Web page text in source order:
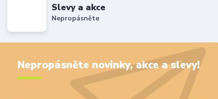
Slevy a akce
Nepropásněte
Nepropásněte novinky, akce a slevy!